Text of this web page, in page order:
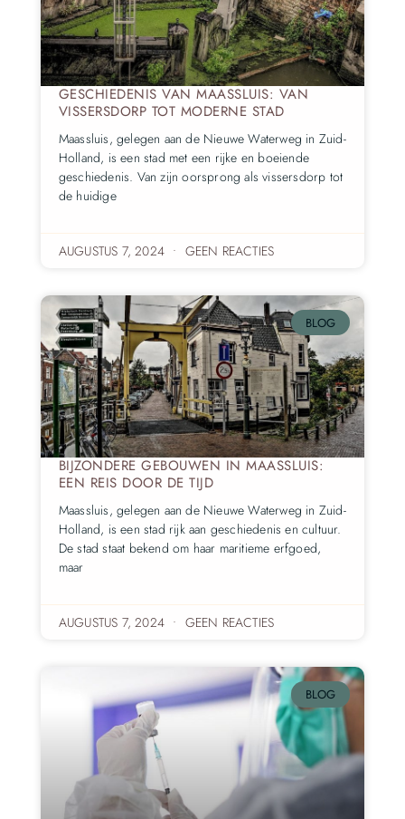
GESCHIEDENIS VAN MAASSLUIS: VAN
VISSERSDORP TOT MODERNE STAD
Maassluis, gelegen aan de Nieuwe Waterweg in Zuid-
Holland, is een stad met een rijke en boeiende
geschiedenis. Van zijn oorsprong als vissersdorp tot
de huidige
AUGUSTUS 7, 2024 GEEN REACTIES
BLOG
BIJZONDERE GEBOUWEN IN MAASSLUIS:
EEN REIS DOOR DE TIJD
Maassluis, gelegen aan de Nieuwe Waterweg in Zuid-
Holland, is een stad rijk aan geschiedenis en cultuur.
De stad staat bekend om haar maritieme erfgoed,
maar
AUGUSTUS 7, 2024 GEEN REACTIES
BLOG